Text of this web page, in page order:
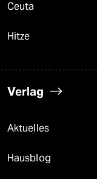
Ceuta
Hitze
Verlag
Aktuelles
Hausblog